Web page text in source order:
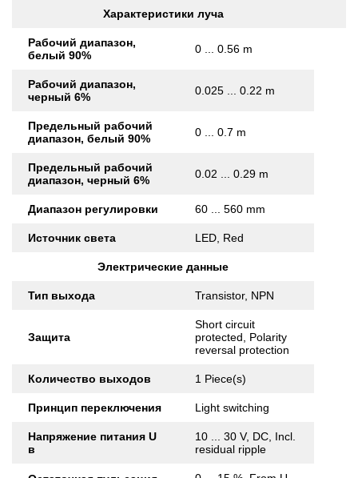
Характеристики луча
Рабочий диапазон,
белый 90%
0 ... 0.56 m
Рабочий диапазон,
черный 6%
0.025 ... 0.22 m
Предельный рабочий
диапазон, белый 90%
0 ... 0.7 m
Предельный рабочий
диапазон, черный 6%
0.02 ... 0.29 m
Диапазон регулировки 60 ... 560 mm
Источник света LED, Red
Электрические данные
Тип выхода Transistor, NPN
Защита
Short circuit
protected, Polarity
reversal protection
Количество выходов 1 Piece(s)
Принцип переключения Light switching
Напряжение питания U
в
10 ... 30 V, DC, Incl.
residual ripple